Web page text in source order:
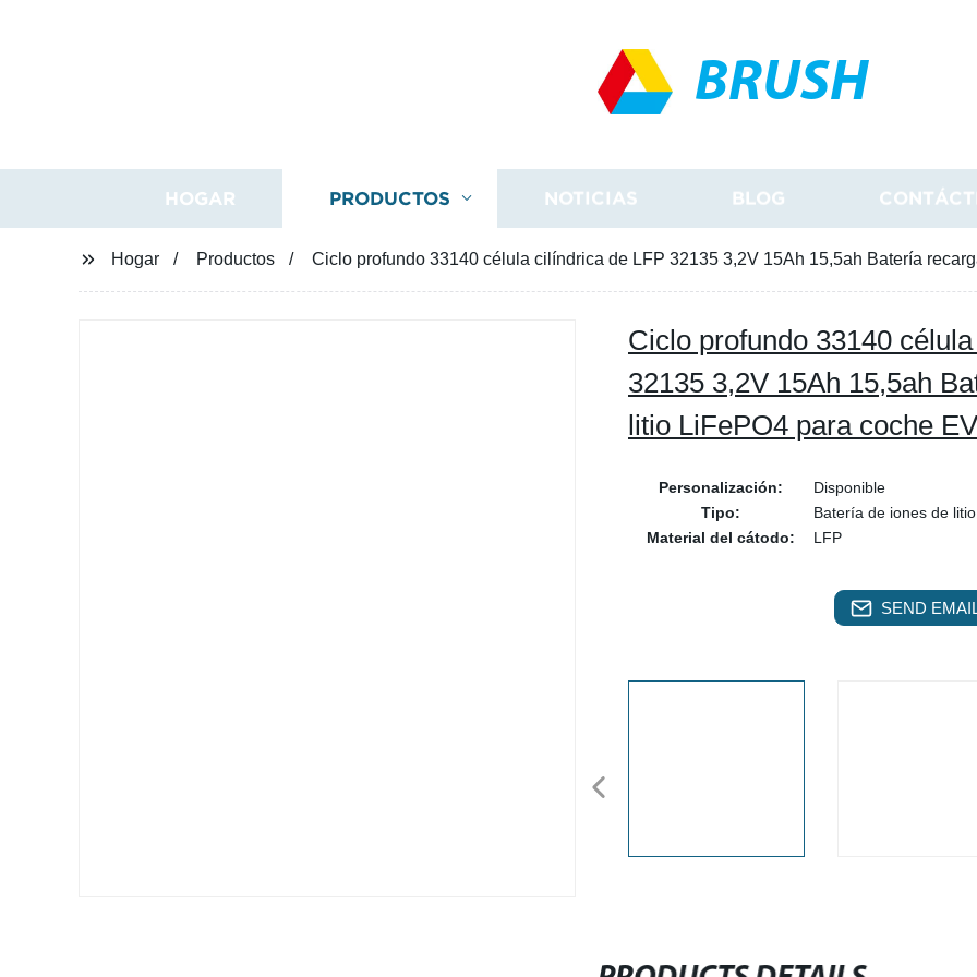
BRUSH
HOGAR PRODUCTOS NOTICIAS BLOG
Hogar Productos Ciclo profundo 33140 célula cilíndrica de LFP 32135 3,2V 15Ah 15,5ah Batería
Ciclo profundo 33140
32135 3,2V 15Ah 15,5ah
litio LiFePO4 para coche EV
Personalización:
Disponible
Tipo:
Batería de iones de litio
Material del cátodo:
LFP
SEND